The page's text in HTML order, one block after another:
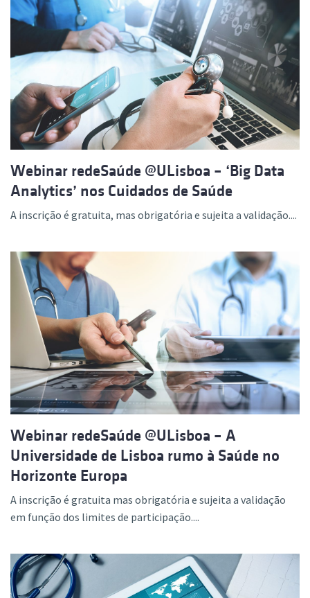
Webinar redeSaúde @ULisboa – ‘Big Data
Analytics’ nos Cuidados de Saúde
A inscrição é gratuita, mas obrigatória e sujeita a validação....
Webinar redeSaúde @ULisboa – A
Universidade de Lisboa rumo à Saúde no
Horizonte Europa
A inscrição é gratuita mas obrigatória e sujeita a validação
em função dos limites de participação....